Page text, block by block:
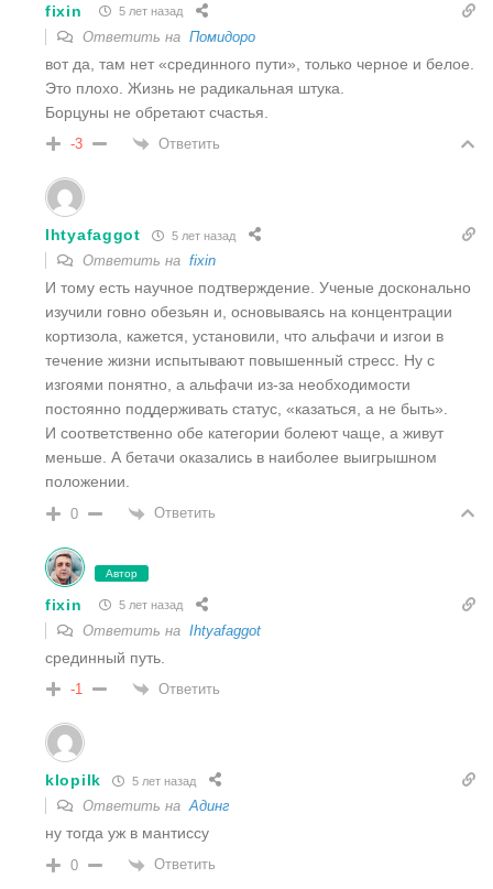
fixin 5 лет назад
Ответить на Помидоро
вот да, там нет «срединного пути», только черное и белое.
Это плохо. Жизнь не радикальная штука.
Борцуны не обретают счастья.
-3 Ответить
Ihtyafaggot 5 лет назад
Ответить на fixin
И тому есть научное подтверждение. Ученые досконально
изучили говно обезьян и, основываясь на концентрации
кортизола, кажется, установили, что альфачи и изгои в
течение жизни испытывают повышенный стресс. Ну с
изгоями понятно, а альфачи из-за необходимости
постоянно поддерживать статус, «казаться, а не быть».
И соответственно обе категории болеют чаще, а живут
меньше. А бетачи оказались в наиболее выигрышном
положении.
0 Ответить
Автор
fixin 5 лет назад
Ответить на Ihtyafaggot
срединный путь.
-1 Ответить
klopilk 5 лет назад
Ответить наАдинг
ну тогда уж в мантиссу
0 Ответить